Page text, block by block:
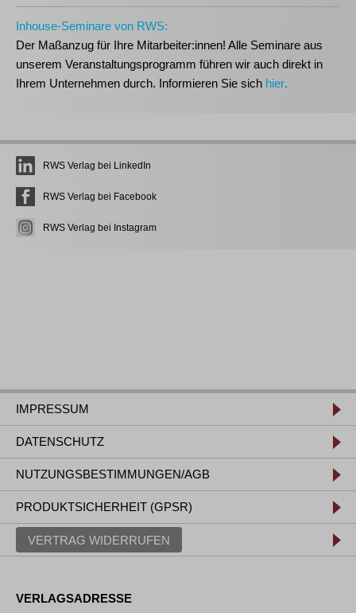
Inhouse-Seminare von RWS:
Der Maßanzug für Ihre Mitarbeiter:innen! Alle Seminare aus
unserem Veranstaltungsprogramm führen wir auch direkt in
Ihrem Unternehmen durch. Informieren Sie sich hier.
RWS Verlag bei LinkedIn
RWS Verlag bei Facebook
RWS Verlag bei Instagram
IMPRESSUM
DATENSCHUTZ
NUTZUNGSBESTIMMUNGEN/AGB
PRODUKTSICHERHEIT (GPSR)
VERTRAG WIDERRUFEN
VERLAGSADRESSE